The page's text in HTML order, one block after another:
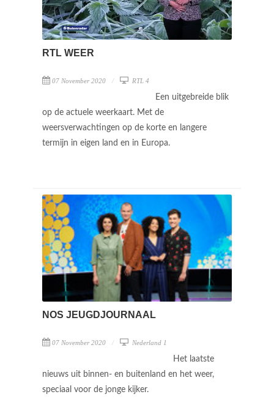
RTL WEER
07 November 2020 RTL 4
Een uitgebreide blik
op de actuele weerkaart. Met de
weersverwachtingen op de korte en langere
termijn in eigen land en in Europa.
NOS JEUGDJOURNAAL
07 November 2020 Nederland 1
Het laatste
nieuws uit binnen- en buitenland en het weer,
speciaal voor de jonge kijker.